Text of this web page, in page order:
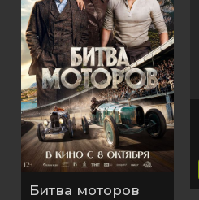
Битва моторов